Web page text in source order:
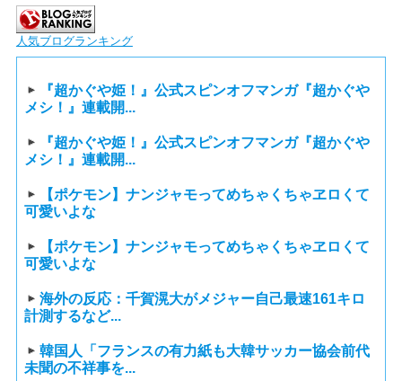
人気ブログランキング
『超かぐや姫！』公式スピンオフマンガ『超かぐや
メシ！』連載開...
『超かぐや姫！』公式スピンオフマンガ『超かぐや
メシ！』連載開...
【ポケモン】ナンジャモってめちゃくちゃヱロくて
可愛いよな
【ポケモン】ナンジャモってめちゃくちゃヱロくて
可愛いよな
海外の反応：千賀滉大がメジャー自己最速161キロ
計測するなど...
韓国人「フランスの有力紙も大韓サッカー協会前代
未聞の不祥事を...